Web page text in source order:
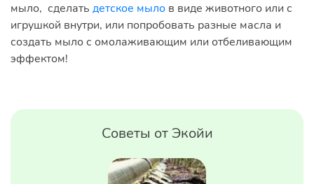
мыло, сделать детское мыло в виде животного или с
игрушкой внутри, или попробовать разные масла и
создать мыло с омолаживающим или отбеливающим
эффектом!
Советы от Экойи